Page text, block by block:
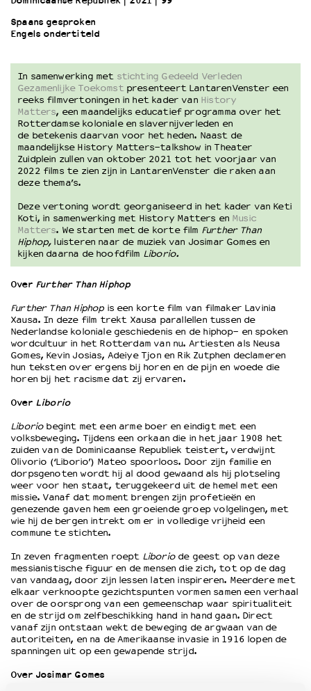
OVER LANTARENVENSTER
Wie is wie
Word vriend
Historie
Partners
Huisregels
Privacyverklaring
Integriteits- en gedragscode
Duurzaamheid
Culturele boycot Israël
Ruimte voor artistieke vrijheid – VNPF
Spaans gesproken
Engels ondertiteld
In samenwerking met stichting Gedeeld Verleden
Gezamenlijke Toekomstpresenteert LantarenVenster een
reeks filmvertoningen in het kader van History
Matters, een maandelijks educatief programma over het
Rotterdamse koloniale en slavernijverleden en
de betekenis daarvan voor het heden. Naast de
maandelijkse History Matters-talkshow in Theater
Zuidplein zullen van oktober 2021 tot het voorjaar van
2022 films te zien zijn in LantarenVenster die raken aan
deze thema’s.
Deze vertoning wordt georganiseerd in het kader van Keti
Koti, in samenwerking met History Matters en Music
Matters. We starten met de korte film Further Than
Hiphop, luisteren naar de muziek van Josimar Gomes en
kijken daarna de hoofdfilm Liborio.
Over Further Than Hiphop
Further Than Hiphop is een korte film van filmaker Lavinia
Xausa. In deze film trekt Xausa parallellen tussen de
Nederlandse koloniale geschiedenis en de hiphop- en spoken
wordcultuur in het Rotterdam van nu. Artiesten als Neusa
Gomes, Kevin Josias, Adeiye Tjon en Rik Zutphen declameren
hun teksten over ergens bij horen en de pijn en woede die
horen bij het racisme dat zij ervaren.
Over Liborio
Liboriobegint met een arme boer en eindigt met een
volksbeweging. Tijdens een orkaan die in het jaar 1908 het
zuiden van de Dominicaanse Republiek teistert, verdwijnt
Olivorio (‘Liborio’) Mateo spoorloos. Door zijn familie en
dorpsgenoten wordt hij al dood gewaand als hij plotseling
weer voor hen staat, teruggekeerd uit de hemel met een
missie. Vanaf dat moment brengen zijn profetieën en
genezende gaven hem een groeiende groep volgelingen, met
wie hij de bergen intrekt om er in volledige vrijheid een
commune te stichten.
In zeven fragmenten roept Liboriode geest op van deze
messianistische figuur en de mensen die zich, tot op de dag
van vandaag, door zijn lessen laten inspireren. Meerdere met
elkaar verknoopte gezichtspunten vormen samen een verhaal
over de oorsprong van een gemeenschap waar spiritualiteit
en de strijd om zelfbeschikking hand in hand gaan. Direct
vanaf zijn ontstaan wekt de beweging de argwaan van de
autoriteiten, en na de Amerikaanse invasie in 1916 lopen de
spanningen uit op een gewapende strijd.
Over Josimar Gomes